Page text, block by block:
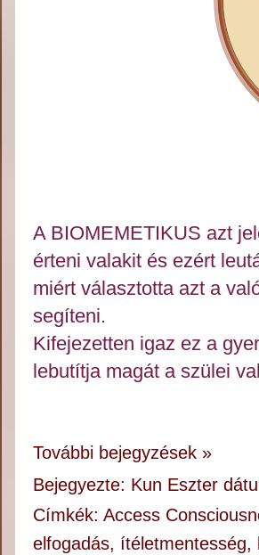
A BIOMEMETIKUS azt
érteni valakit és ezért
miért választotta azt a
segíteni.
Kifejezetten igaz ez a
lebutítja magát a szülei
További bejegyzések »
Bejegyezte: Kun Eszter
Címkék:Access
elfogadás, ítéletmentesség,